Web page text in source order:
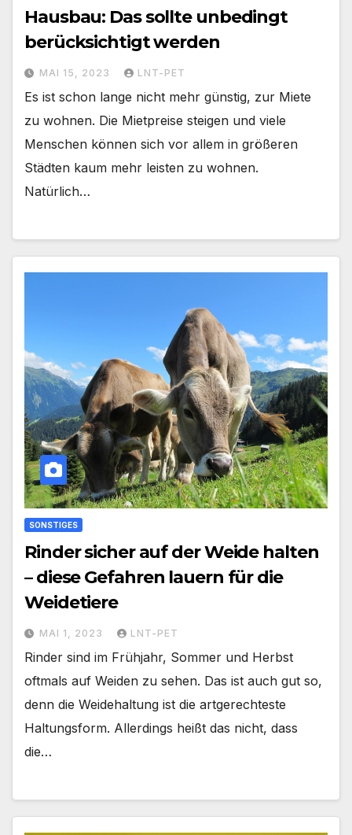
Hausbau: Das sollte unbedingt
berücksichtigt werden
MAI 15, 2023 LNT-PET
Es ist schon lange nicht mehr günstig, zur Miete
zu wohnen. Die Mietpreise steigen und viele
Menschen können sich vor allem in größeren
Städten kaum mehr leisten zu wohnen.
Natürlich…
SONSTIGES
Rinder sicher auf der Weide halten
– diese Gefahren lauern für die
Weidetiere
MAI 1, 2023 LNT-PET
Rinder sind im Frühjahr, Sommer und Herbst
oftmals auf Weiden zu sehen. Das ist auch gut so,
denn die Weidehaltung ist die artgerechteste
Haltungsform. Allerdings heißt das nicht, dass
die…